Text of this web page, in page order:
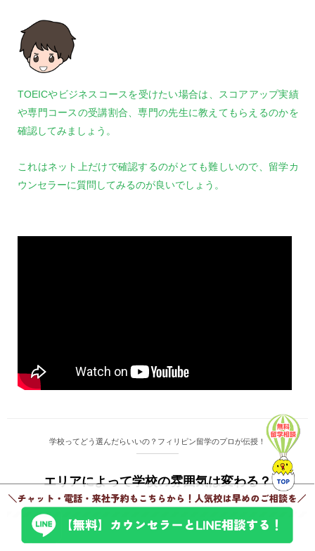
TOEICやビジネスコースを受けたい場合は、スコアアップ実績
や専門コースの受講割合、専門の先生に教えてもらえるのかを
確認してみましょう。
これはネット上だけで確認するのがとても難しいので、留学カ
ウンセラーに質問してみるのが良いでしょう。
学校ってどう選んだらいいの？フィリピン留学のプロが伝授！
エリアによって学校の雰囲気は変わる？